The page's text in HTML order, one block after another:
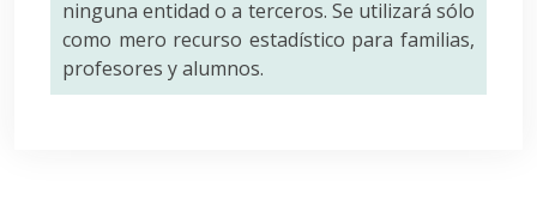
ninguna entidad o a terceros. Se utilizará sólo
como mero recurso estadístico para familias,
profesores y alumnos.